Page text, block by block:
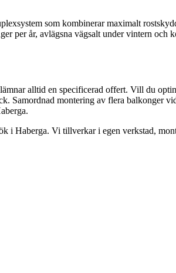
som kombinerar maximalt
per år, avlägsna vägsalt under vintern och
alltid en specificerad offert. Vill du
Samordnad montering av flera balkonger
i Haberga. Vi tillverkar i egen verkstad,